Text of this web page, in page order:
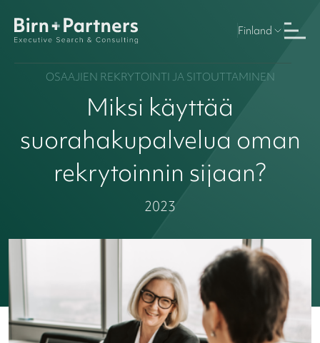
Finland
OSAAJIEN REKRYTOINTI JA SITOUTTAMINEN
Miksi käyttää
suorahakupalvelua oman
rekrytoinnin sijaan?
2023